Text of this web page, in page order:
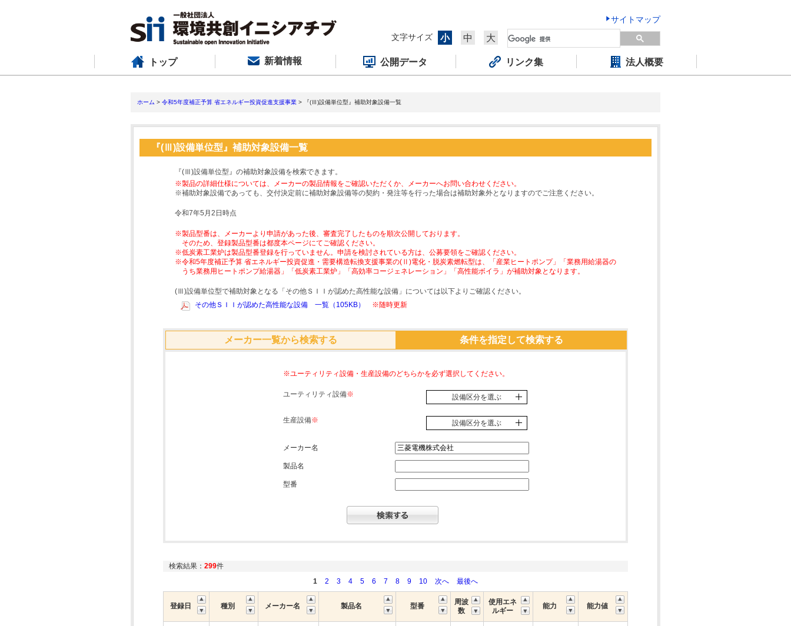
サイトマップ
文字サイズ
小 中 大
トップ 新着情報 公開データ リンク集 法人概要
ホーム > 令和5年度補正予算 省エネルギー投資促進支援事業 > 『(Ⅲ)設備単位型』補助対象設備一覧
『(Ⅲ)設備単位型』補助対象設備一覧
『(Ⅲ)設備単位型』の補助対象設備を検索できます。
※製品の詳細仕様については、メーカーの製品情報をご確認いただくか、メーカーへお問い合わせください。
※補助対象設備であっても、交付決定前に補助対象設備等の契約・発注等を行った場合は補助対象外となりますのでご注意ください。
令和7年5月2日時点
※製品型番は、メーカーより申請があった後、審査完了したものを順次公開しております。
そのため、登録製品型番は都度本ページにてご確認ください。
※低炭素工業炉は製品型番登録を行っていません。申請を検討されている方は、公募要領をご確認ください。
※令和5年度補正予算 省エネルギー投資促進・需要構造転換支援事業の(Ⅱ)電化・脱炭素燃転型は、「産業ヒートポンプ」「業務用給湯器の
うち業務用ヒートポンプ給湯器」「低炭素工業炉」「高効率コージェネレーション」「高性能ボイラ」が補助対象となります。
(Ⅲ)設備単位型で補助対象となる「その他ＳＩＩが認めた高性能な設備」については以下よりご確認ください。
その他ＳＩＩが認めた高性能な設備 一覧（105KB）
※随時更新
メーカー一覧から検索する 条件を指定して検索する
※ユーティリティ設備・生産設備のどちらかを必ず選択してください。
ユーティリティ設備※ 設備区分を選ぶ
生産設備※ 設備区分を選ぶ
メーカー名
製品名
型番
検索結果： 299件
1
2 3 4 5 6 7 8 9 10 次へ 最後へ
登録日 種別 メーカー名 製品名 型番
周波
数
使用エネ
ルギー
能力 能力値